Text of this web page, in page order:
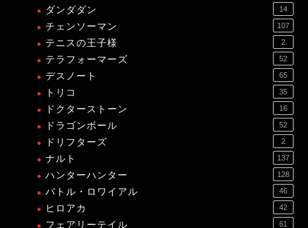
ダンダダン 14
チェンソーマン 107
テニスの王子様 2
テラフォーマーズ 52
デスノート 65
トリコ 35
ドクターストーン 16
ドラゴンボール 52
ドリフターズ 2
ナルト 137
ハンターハンター 128
バトル・ロワイアル 46
ヒロアカ 42
フェアリーテイル 61